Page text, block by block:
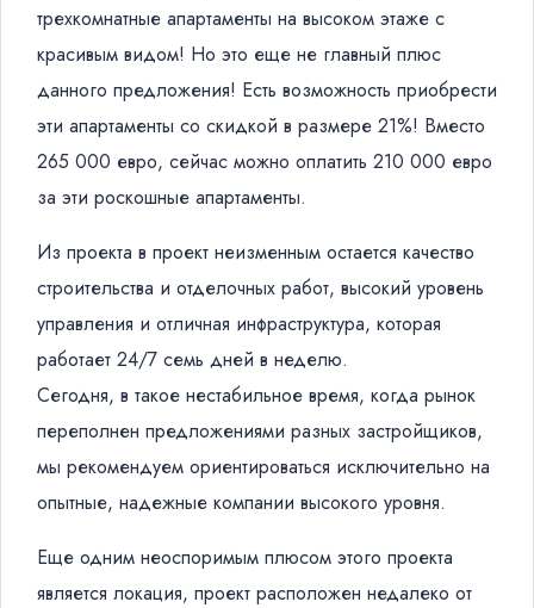
трехкомнатные апартаменты на высоком этаже с
красивым видом! Но это еще не главный плюс
данного предложения! Есть возможность приобрести
эти апартаменты со скидкой в размере 21%! Вместо
265 000 евро, сейчас можно оплатить 210 000 евро
за эти роскошные апартаменты.
Из проекта в проект неизменным остается качество
строительства и отделочных работ, высокий уровень
управления и отличная инфраструктура, которая
работает 24/7 семь дней в неделю.
Сегодня, в такое нестабильное время, когда рынок
переполнен предложениями разных застройщиков,
мы рекомендуем ориентироваться исключительно на
опытные, надежные компании высокого уровня.
Еще одним неоспоримым плюсом этого проекта
является локация, проект расположен недалеко от